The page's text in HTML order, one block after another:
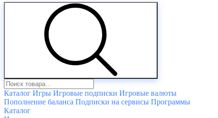
Каталог Игры Игровые подписки Игровые валюты
Пополнение баланса Подписки на сервисы Программы
Каталог